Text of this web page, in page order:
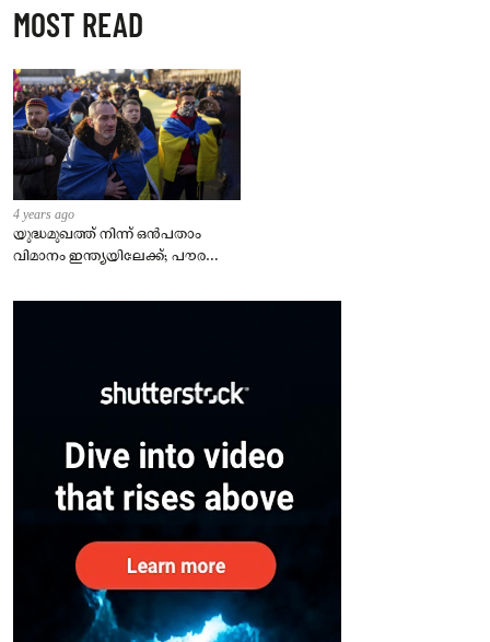
MOST READ
4 years ago
യുദ്ധമുഖത്ത് നിന്ന് ഒൻപതാം
വിമാനം ഇന്ത്യയിലേക്ക്; പൗരന്മാർ
– കേന്ദ്രം